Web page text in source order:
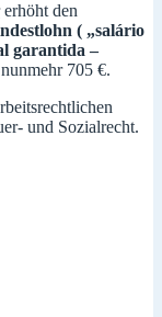
erhöht den
( „salário
garantida –
705 €.
und Sozialrecht.